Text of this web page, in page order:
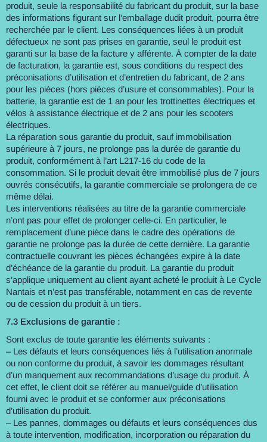
produit, seule la responsabilité du fabricant du produit, sur la base
des informations figurant sur l’emballage dudit produit, pourra être
recherchée par le client. Les conséquences liées à un produit
défectueux ne sont pas prises en garantie, seul le produit est
garanti sur la base de la facture y afférente. À compter de la date
de facturation, la garantie est, sous conditions du respect des
préconisations d’utilisation et d’entretien du fabricant, de 2 ans
pour les pièces (hors pièces d’usure et consommables). Pour la
batterie, la garantie est de 1 an pour les trottinettes électriques et
vélos à assistance électrique et de 2 ans pour les scooters
électriques.
La réparation sous garantie du produit, sauf immobilisation
supérieure à 7 jours, ne prolonge pas la durée de garantie du
produit, conformément à l’art L217-16 du code de la
consommation. Si le produit devait être immobilisé plus de 7 jours
ouvrés consécutifs, la garantie commerciale se prolongera de ce
même délai.
Les interventions réalisées au titre de la garantie commerciale
n’ont pas pour effet de prolonger celle-ci. En particulier, le
remplacement d’une pièce dans le cadre des opérations de
garantie ne prolonge pas la durée de cette dernière. La garantie
contractuelle couvrant les pièces échangées expire à la date
d’échéance de la garantie du produit. La garantie du produit
s’applique uniquement au client ayant acheté le produit à Le Cycle
Nantais et n’est pas transférable, notamment en cas de revente
ou de cession du produit à un tiers.
7.3 Exclusions de garantie :
Sont exclus de toute garantie les éléments suivants :
– Les défauts et leurs conséquences liés à l’utilisation anormale
ou non conforme du produit, à savoir les dommages résultant
d’un manquement aux recommandations d’usage du produit. À
cet effet, le client doit se référer au manuel/guide d’utilisation
fourni avec le produit et se conformer aux préconisations
d’utilisation du produit.
– Les pannes, dommages ou défauts et leurs conséquences dus
à toute intervention, modification, incorporation ou réparation du